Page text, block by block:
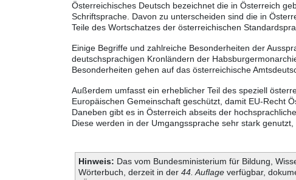
Österreichisches Deutsch bezeichnet die in Österreich
Schriftsprache. Davon zu unterscheiden sind die in
Teile des Wortschatzes der österreichischen
Einige Begriffe und zahlreiche Besonderheiten der
deutschsprachigen Kronländern der
Besonderheiten gehen auf das österreichische
Außerdem umfasst ein erheblicher Teil des speziell
Europäischen Gemeinschaft geschützt, damit EU-Recht
Daneben gibt es in Österreich abseits der
Diese werden in der Umgangssprache sehr stark
Hinweis: Das vom Bundesministerium für Bildung,
Wörterbuch, derzeit in der 44. Auflageverfügbar,